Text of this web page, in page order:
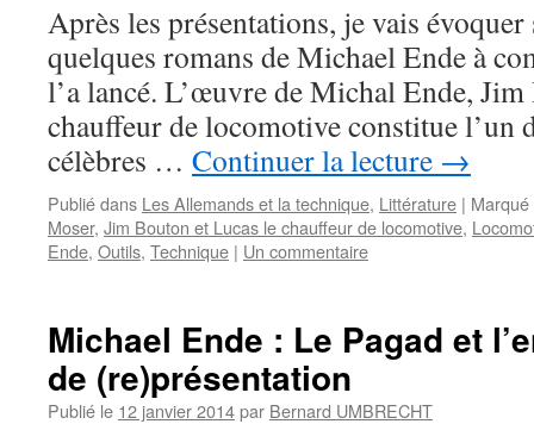
Après les présentations, je vais
quelques romans de Michael Ende à
l’a lancé. L’œuvre de Michal Ende,
chauffeur de locomotive constitue l’un
célèbres … Continuer la lecture →
Publié dans Les Allemands et la technique, Littérature |
Moser, Jim Bouton et Lucas le chauffeur de locomotive,
Ende, Outils, Technique | Un commentaire
Michael Ende : Le Pagad et
de (re)présentation
Publié le 12 janvier 2014par Bernard UMBRECHT